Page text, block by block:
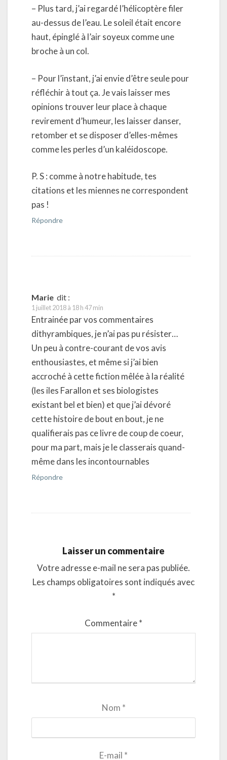
– Plus tard, j’ai regardé l’hélicoptère filer
au-dessus de l’eau. Le soleil était encore
haut, épinglé à l’air soyeux comme une
broche à un col.
– Pour l’instant, j’ai envie d’être seule pour
réfléchir à tout ça. Je vais laisser mes
opinions trouver leur place à chaque
revirement d’humeur, les laisser danser,
retomber et se disposer d’elles-mêmes
comme les perles d’un kaléidoscope.
P. S : comme à notre habitude, tes
citations et les miennes ne correspondent
pas !
Répondre
Marie dit :
1 juillet 2018 à 18 h 47 min
Entrainée par vos commentaires
dithyrambiques, je n’ai pas pu résister…
Un peu à contre-courant de vos avis
enthousiastes, et même si j’ai bien
accroché à cette fiction mêlée à la réalité
(les iles Farallon et ses biologistes
existant bel et bien) et que j’ai dévoré
cette histoire de bout en bout, je ne
qualifierais pas ce livre de coup de coeur,
pour ma part, mais je le classerais quand-
même dans les incontournables
Répondre
Laisser un commentaire
Votre adresse e-mail ne sera pas publiée.
Les champs obligatoires sont indiqués avec
*
Commentaire*
Nom *
E-mail *